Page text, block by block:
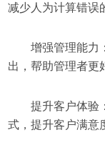
减少人为计算错误
增强管理能力：
出，帮助管理者更
提升客户体验：
式，提升客户满意